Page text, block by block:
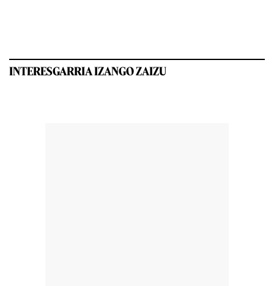
INTERESGARRIA IZANGO ZAIZU